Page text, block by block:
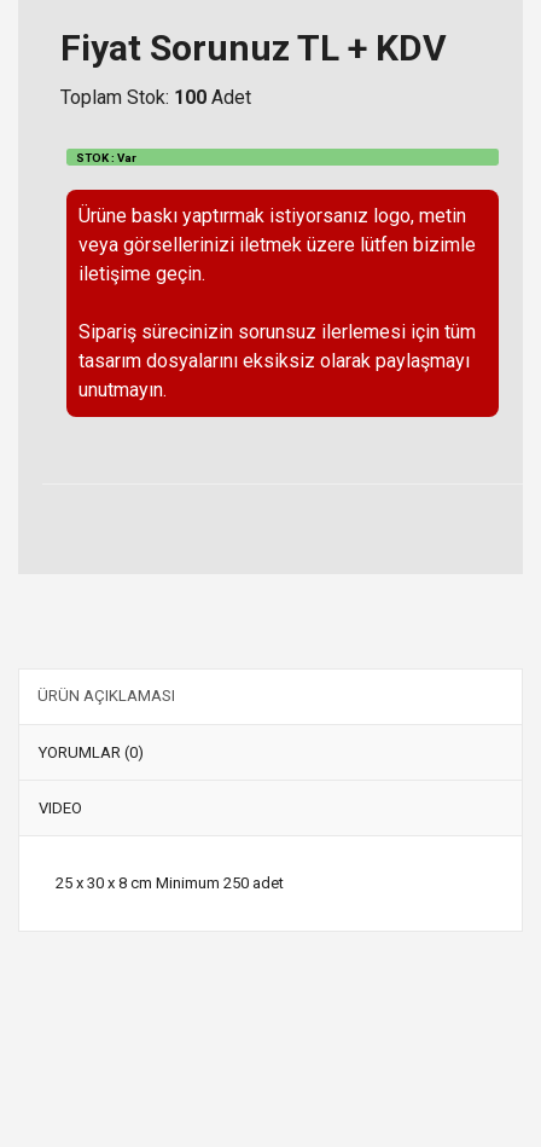
Fiyat Sorunuz TL + KDV
Toplam Stok: 100 Adet
STOK : Var
Ürüne baskı yaptırmak istiyorsanız logo, metin
veya görsellerinizi iletmek üzere lütfen bizimle
iletişime geçin.
Sipariş sürecinizin sorunsuz ilerlemesi için tüm
tasarım dosyalarını eksiksiz olarak paylaşmayı
unutmayın.
ÜRÜN AÇIKLAMASI
YORUMLAR (0)
VIDEO
25 x 30 x 8 cm Minimum 250 adet